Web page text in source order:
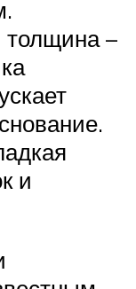
толщина –
и